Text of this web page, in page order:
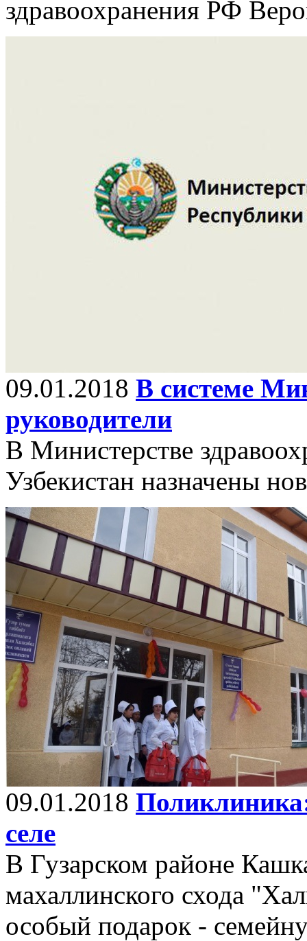
здравоохранения РФ
09.01.2018 В системе
руководители
В Министерстве
Узбекистан назначены
09.01.2018
селе
В Гузарском районе
махаллинского схода
особый подарок -